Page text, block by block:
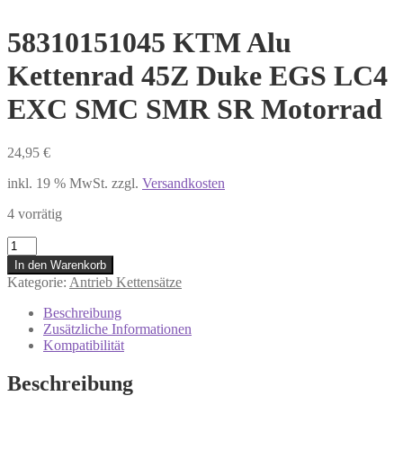
58310151045 KTM Alu
Kettenrad 45Z Duke EGS LC4
EXC SMC SMR SR Motorrad
24,95 €
inkl. 19 % MwSt. zzgl. Versandkosten
4 vorrätig
58310151045
KTM
Alu
Kettenrad
45Z
Duke
EGS
EXC
SMC
In den Warenkorb
Kategorie: Antrieb Kettensätze
Beschreibung
Zusätzliche Informationen
Kompatibilität
Beschreibung